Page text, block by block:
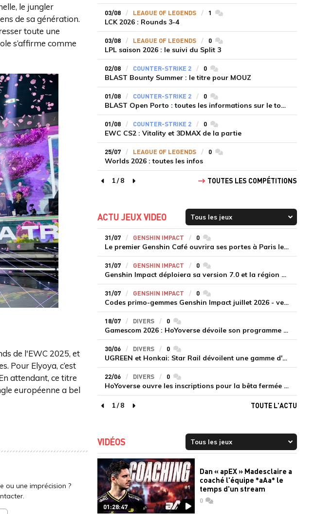
le jungler
de sa génération.
toute une
s’affirme comme
de l'EWC 2025, et
Pour Elyoya, c’est
attendant, ce titre
européenne a bel
ou une imprécision ?
03/08 LEAGUE OF LEGENDS 1 commentaires
LCK 2026 : Rounds 3-4
03/08 LEAGUE OF LEGENDS 0commentaires
LPL saison 2026 : le suivi du Split 3
02/08 COUNTER-STRIKE 2 0commentaires
BLAST Bounty Summer : le titre pour MOUZ
01/08 COUNTER-STRIKE 2 0commentaires
BLAST Open Porto : toutes les informations sur le tournoi
01/08 COUNTER-STRIKE 2 0commentaires
EWC CS2 : Vitality et 3DMAX de la partie
25/07 LEAGUE OF LEGENDS 0commentaires
Worlds 2026 : toutes les infos
page précédente
1/8
page suivante
TOUTES LES COMPÉTITIONS
ACTU JEUX VIDEO
31/07 GENSHIN IMPACT 0commentaires
Le premier Genshin Café ouvrira ses portes à Paris le 14 août
31/07 GENSHIN IMPACT 0commentaires
Genshin Impact déploiera sa version 7.0 et la région de Snezhnaya le 12 août
31/07 GENSHIN IMPACT 0commentaires
Codes primo-gemmes Genshin Impact juillet 2026 - version 7.0
18/07 DIVERS 0commentaires
Gamescom 2026 : HoYoverse dévoile son programme et présente deux nouveaux jeux inédits
30/06 DIVERS 0commentaires
UGREEN et Honkai: Star Rail dévoilent une gamme d'accessoires de recharge en édition limitée
22/06 DIVERS 0commentaires
HoYoverse ouvre les inscriptions pour la bêta fermée de Honkai : Nexus Anima
page précédente
1/8
page suivante
TOUTE L'ACTU
VIDÉOS
01:28:47
Dan « apEX » Madesclaire a
coaché l'équipe *aAa* le
temps d'un stream
0commentaires